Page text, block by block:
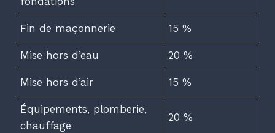
Fin de maçonnerie 15 %
Mise hors d’eau 20 %
Mise hors d’air 15 %
Équipements, plomberie,
chauffage
20 %